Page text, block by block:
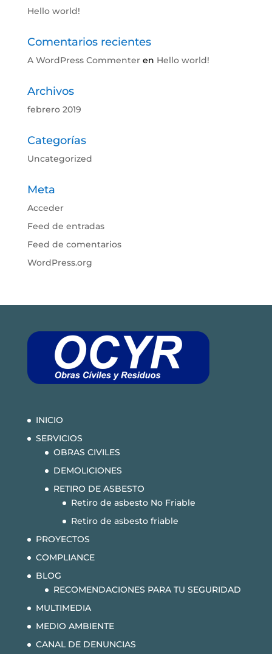
Hello world!
Comentarios recientes
A WordPress Commenteren Hello world!
Archivos
febrero 2019
Categorías
Uncategorized
Meta
Acceder
Feed de entradas
Feed de comentarios
WordPress.org
INICIO
SERVICIOS
OBRAS CIVILES
DEMOLICIONES
RETIRO DE ASBESTO
Retiro de asbesto No Friable
Retiro de asbesto friable
PROYECTOS
COMPLIANCE
BLOG
RECOMENDACIONES PARA TU SEGURIDAD
MULTIMEDIA
MEDIO AMBIENTE
CANAL DE DENUNCIAS